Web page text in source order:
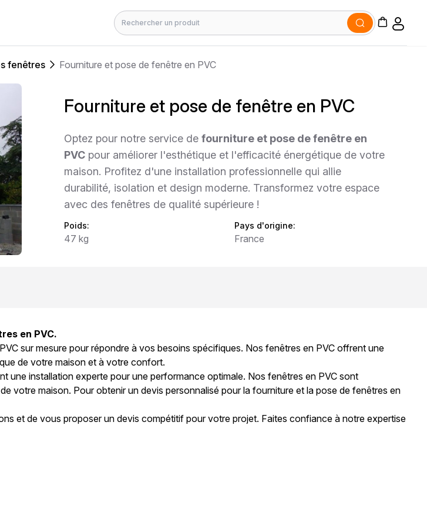
Rechercher
fenêtres Fourniture et pose de fenêtre en PVC
Fourniture et pose de fenêtre en PVC
Optez pour notre service de fourniture et pose de fenêtre en
PVC pour améliorer l'esthétique et l'efficacité énergétique de votre
maison. Profitez d'une installation professionnelle qui allie
durabilité, isolation et design moderne. Transformez votre espace
avec des fenêtres de qualité supérieure !
Poids:
47 kg
Pays d'origine:
France
en PVC.
sur mesure pour répondre à vos besoins spécifiques. Nos fenêtres en PVC offrent une
de votre maison et à votre confort.
une installation experte pour une performance optimale. Nos fenêtres en PVC sont
votre maison. Pour obtenir un devis personnalisé pour la fourniture et la pose de fenêtres en
et de vous proposer un devis compétitif pour votre projet. Faites confiance à notre expertise